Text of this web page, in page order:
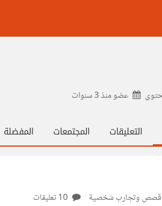
عضو منذ3 سنوات
التعليقات المجتمعات المفضلة
قصص وتجارب شخصية